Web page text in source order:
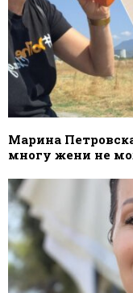
Марина
многу жени не